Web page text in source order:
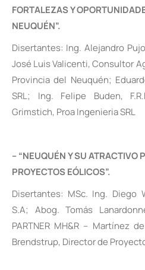
FORTALEZAS Y
NEUQUÉN”.
Disertantes: Ing. Alejandro
José Luis Valicenti, Consultor
Provincia del Neuquén;
SRL; Ing. Felipe Buden,
Grimstich, Proa Ingenieria SRL
– “NEUQUÉN Y SU ATRACTIVO
PROYECTOS EÓLICOS”.
Disertantes: MSc. Ing. Diego
S.A; Abog. Tomás
PARTNER MH&R – Martínez
Brendstrup, Director de